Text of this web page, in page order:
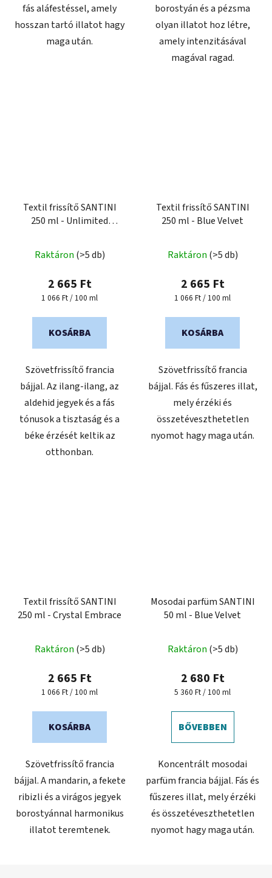
fás aláfestéssel, amely
hosszan tartó illatot hagy
maga után.
borostyán és a pézsma
olyan illatot hoz létre,
amely intenzitásával
magával ragad.
Textil frissítő SANTINI
250 ml - Unlimited
Raktáron (>5 db)
2 665 Ft
Egységár:
1 066 Ft / 100 ml
KOSÁRBA
Szövetfrissítő francia
bájjal. Az ilang-ilang, az
aldehid jegyek és a fás
tónusok a tisztaság és a
béke érzését keltik az
otthonban.
Textil frissítő SANTINI
250 ml - Blue Velvet
Raktáron (>5 db)
2 665 Ft
Egységár:
1 066 Ft / 100 ml
KOSÁRBA
Szövetfrissítő francia
bájjal. Fás és fűszeres illat,
mely érzéki és
összetéveszthetetlen
nyomot hagy maga után.
Textil frissítő SANTINI
250 ml - Crystal Embrace
Raktáron (>5 db)
2 665 Ft
Egységár:
1 066 Ft / 100 ml
KOSÁRBA
Szövetfrissítő francia
bájjal. A mandarin, a fekete
ribizli és a virágos jegyek
borostyánnal harmonikus
illatot teremtenek.
Mosodai parfüm SANTINI
50 ml - Blue Velvet
Raktáron (>5 db)
2 680 Ft
Egységár:
5 360 Ft / 100 ml
BŐVEBBEN
Koncentrált mosodai
parfüm francia bájjal. Fás és
fűszeres illat, mely érzéki
és összetéveszthetetlen
nyomot hagy maga után.